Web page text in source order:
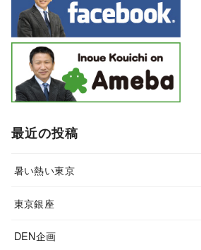
最近の投稿
暑い熱い東京
東京銀座
DEN企画